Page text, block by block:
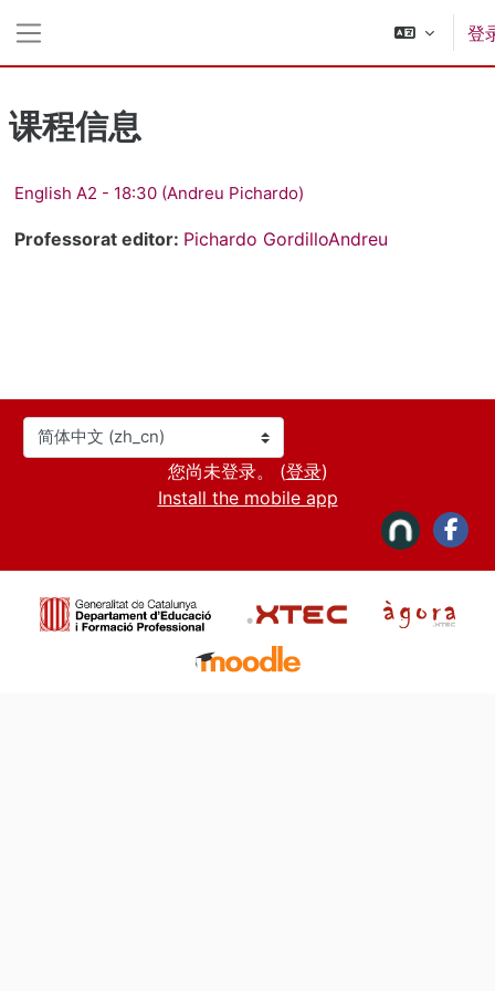
登
课程信息
English A2 - 18:30 (Andreu Pichardo)
Professorat editor: Pichardo GordilloAndreu
语言
您尚未登录。 (登录)
Install the mobile app